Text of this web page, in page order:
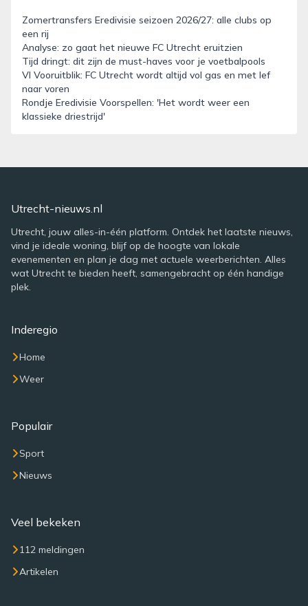
Zomertransfers Eredivisie seizoen 2026/27: alle clubs op
een rij
Analyse: zo gaat het nieuwe FC Utrecht eruitzien
Tijd dringt: dit zijn de must-haves voor je voetbalpools
VI Vooruitblik: FC Utrecht wordt altijd vol gas en met lef
naar voren
Rondje Eredivisie Voorspellen: 'Het wordt weer een
klassieke driestrijd'
Utrecht-nieuws.nl
Utrecht, jouw alles-in-één platform. Ontdek het laatste nieuws,
vind je ideale woning, blijf op de hoogte van lokale
evenementen en plan je dag met actuele weerberichten. Alles
wat Utrecht te bieden heeft, samengebracht op één handige
plek.
Inderegio
Home
Weer
Populair
Sport
Nieuws
Veel bekeken
112 meldingen
Artikelen